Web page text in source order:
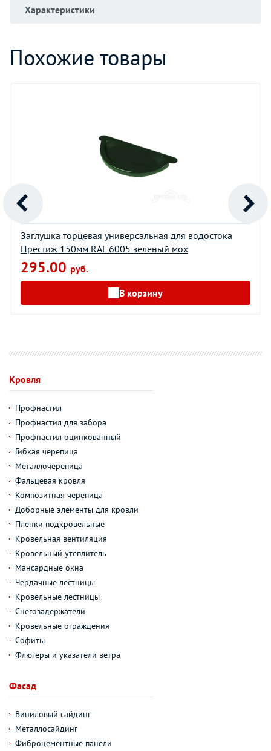
Характеристики
Похожие товары
Заглушка торцевая универсальная для водостока
Престиж 150мм RAL 6005 зеленый мох
295.00 руб.
В корзину
Кровля
Профнастил
Профнастил для забора
Профнастил оцинкованный
Гибкая черепица
Металлочерепица
Фальцевая кровля
Композитная черепица
Доборные элементы для кровли
Пленки подкровельные
Кровельная вентиляция
Кровельный утеплитель
Мансардные окна
Чердачные лестницы
Кровельные лестницы
Снегозадержатели
Кровельные ограждения
Софиты
Флюгеры и указатели ветра
Фасад
Виниловый сайдинг
Металлосайдинг
Фиброцементные панели